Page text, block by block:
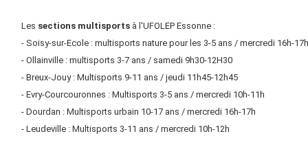
Les sections multisports à l'UFOLEP Essonne :
- Soisy-sur-Ecole : multisports nature pour les 3-5 ans / mercredi 16h-17h
- Ollainville : multisports 3-7 ans / samedi 9h30-12H30
- Breux-Jouy : Multisports 9-11 ans / jeudi 11h45-12h45
- Evry-Courcouronnes : Multisports 3-5 ans / mercredi 10h-11h
- Dourdan : Multisports urbain 10-17 ans / mercredi 16h-17h
- Leudeville : Multisports 3-11 ans / mercredi 10h-12h